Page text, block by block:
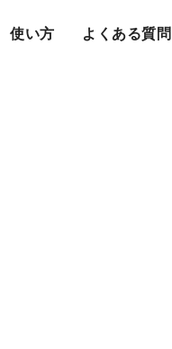
使い方 よくある質問